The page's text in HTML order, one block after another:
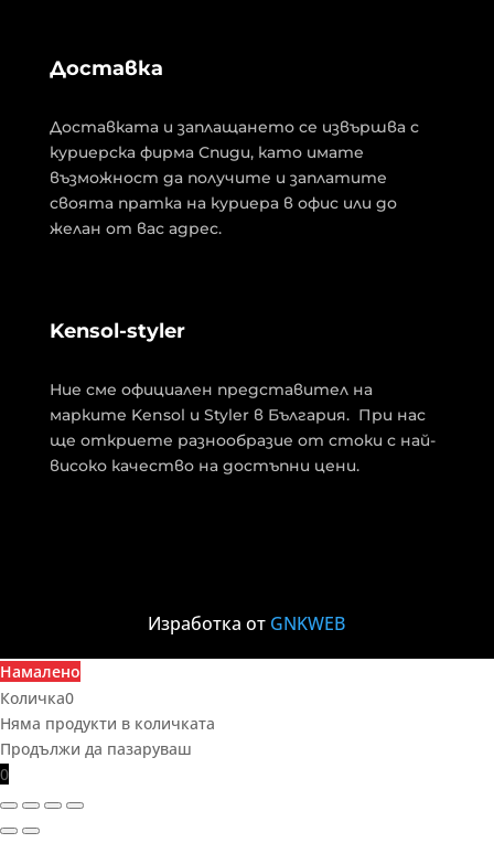
Доставка
Доставката и заплащането се извършва с
куриерска фирма Спиди, като имате
възможност да получите и заплатите
своята пратка на куриера в офис или до
желан от вас адрес.
Kensol-styler
Ние сме официален представител на
марките Kensol и Styler в България. При нас
ще откриете разнообразие от стоки с най-
високо качество на достъпни цени.
Изработка от GNKWEB
Намалено
Количка0
Няма продукти в количката
Продължи да пазаруваш
0